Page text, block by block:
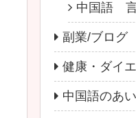
中国語
副業/ブログ
健康・ダイ
中国語のあ